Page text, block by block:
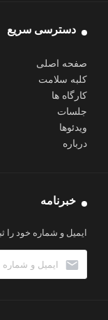
دسترسی سریع
صفحه اصلی
کلبه سلامت
کارگاه ها
جلسات
ویدئوها
درباره
خبرنامه
ایمیل و شماره خود را